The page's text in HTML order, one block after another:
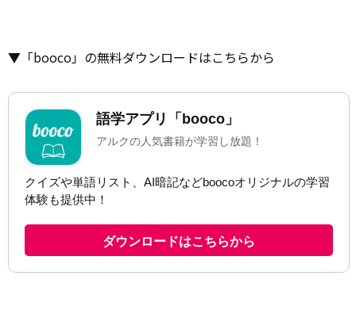
▼「booco」の無料ダウンロードはこちらから